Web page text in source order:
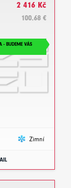
2 416 Kč
100.68 €
- BUDEME VÁS
Zimní